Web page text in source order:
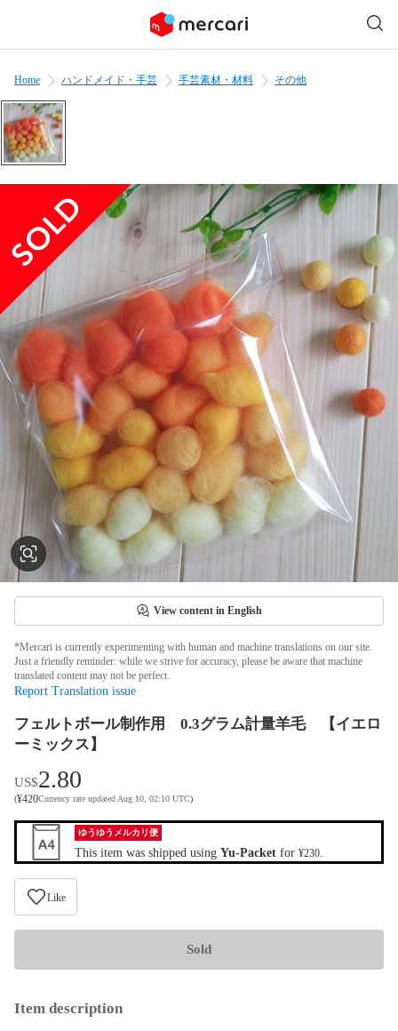
Home ハンドメイド・手芸 手芸素材・材料 その他
View content in English
*Mercari is currently experimenting with human and machine translations on our site.
Just a friendly reminder: while we strive for accuracy, please be aware that machine
translated content may not be perfect.
Report Translation issue
フェルトボール制作用 0.3グラム計量羊毛 【イエロ
ーミックス】
US$2.80
(¥420Currency rate updated Aug 10, 02:10 UTC)
ゆうゆうメルカリ便
This item was shipped using Yu-Packet for ¥230
Like
Sold
Item description